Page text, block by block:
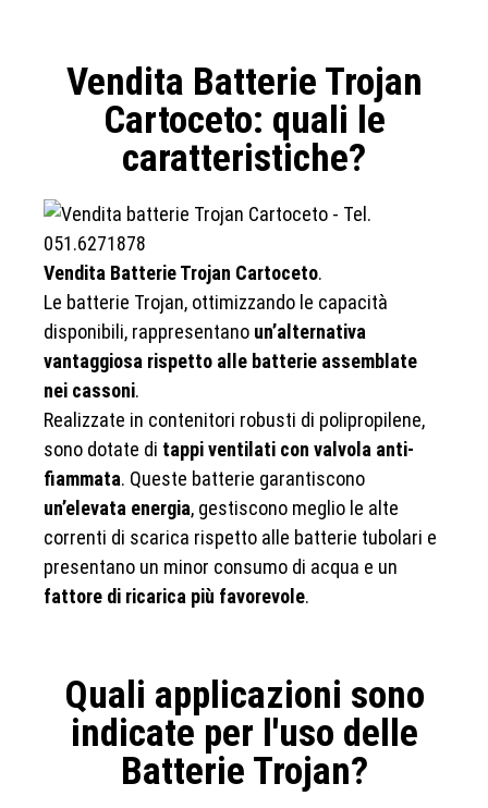
Vendita Batterie Trojan
Cartoceto: quali le
caratteristiche?
Vendita Batterie Trojan Cartoceto.
Le batterie Trojan, ottimizzando le capacità
disponibili, rappresentano un’alternativa
vantaggiosa rispetto alle batterie assemblate
nei cassoni.
Realizzate in contenitori robusti di polipropilene,
sono dotate di tappi ventilati con valvola anti-
fiammata. Queste batterie garantiscono
un’elevata energia, gestiscono meglio le alte
correnti di scarica rispetto alle batterie tubolari e
presentano un minor consumo di acqua e un
fattore di ricarica più favorevole.
Quali applicazioni sono
indicate per l'uso delle
Batterie Trojan?